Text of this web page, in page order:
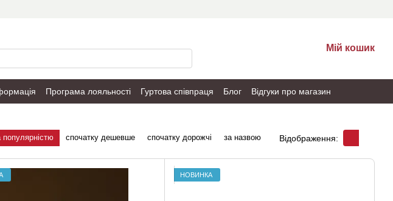
Мій кошик
Програма лояльності Гуртова співпраця Блог
Відгуки про магазин
популярністю спочатку дешевше спочатку дорожчі за назвою Відображення:
НОВИНКА